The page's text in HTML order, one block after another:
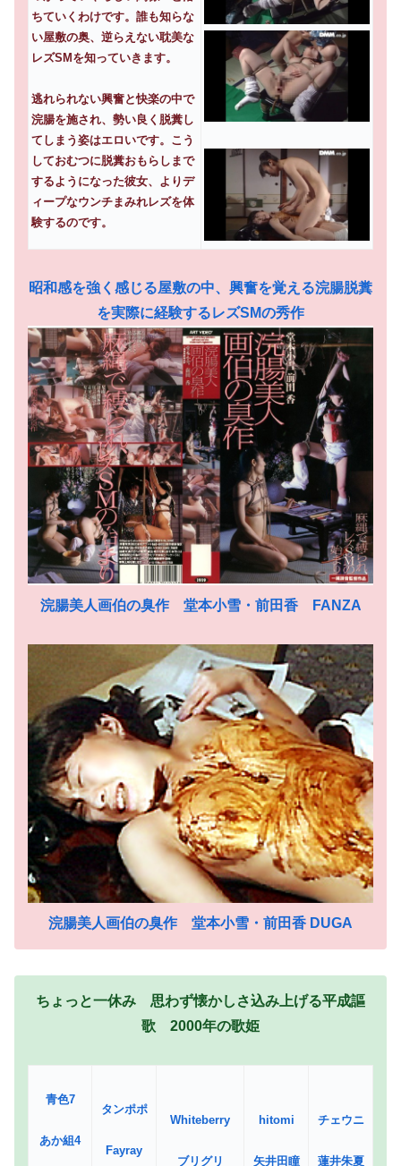
ちていくわけです。誰も知らな
い屋敷の奥、逆らえない耽美な
レズSMを知っていきます。
逃れられない興奮と快楽の中で
浣腸を施され、勢い良く脱糞し
てしまう姿はエロいです。こう
しておむつに脱糞おもらしまで
するようになった彼女、よりデ
ィープなウンチまみれレズを体
験するのです。
昭和感を強く感じる屋敷の中、興奮を覚える浣腸脱糞
を実際に経験するレズSMの秀作
浣腸美人画伯の臭作 堂本小雪・前田香 FANZA
浣腸美人画伯の臭作 堂本小雪・前田香 DUGA
ちょっと一休み 思わず懐かしさ込み上げる平成謳
歌 2000年の歌姫
青色7
あか組4
タンポポ
Fayray
Whiteberry
ブリグリ
hitomi
矢井田瞳
チェウニ
蓮井朱夏